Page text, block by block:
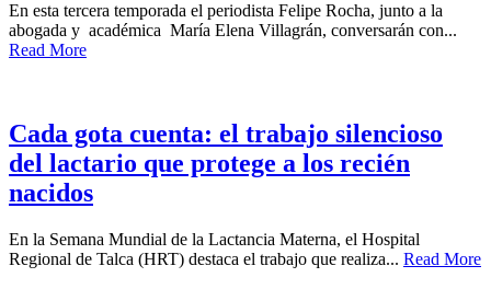
En esta tercera temporada el periodista Felipe Rocha, junto a la
abogada y académica María Elena Villagrán, conversarán con...
Read More
Cada gota cuenta: el trabajo silencioso
del lactario que protege a los recién
nacidos
En la Semana Mundial de la Lactancia Materna, el Hospital
Regional de Talca (HRT) destaca el trabajo que realiza... Read More